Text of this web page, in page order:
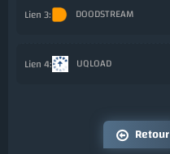
DOODSTREAM
UQLOAD
Retour